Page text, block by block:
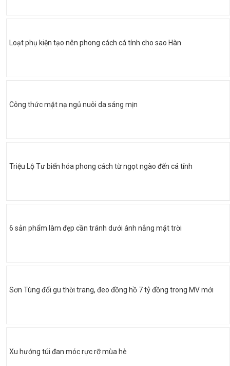
Loạt phụ kiện tạo nên phong cách cá tính cho sao Hàn
Công thức mặt nạ ngủ nuôi da sáng mịn
Triệu Lộ Tư biến hóa phong cách từ ngọt ngào đến cá tính
6 sản phẩm làm đẹp cần tránh dưới ánh nắng mặt trời
Sơn Tùng đổi gu thời trang, đeo đồng hồ 7 tỷ đồng trong MV mới
Xu hướng túi đan móc rực rỡ mùa hè